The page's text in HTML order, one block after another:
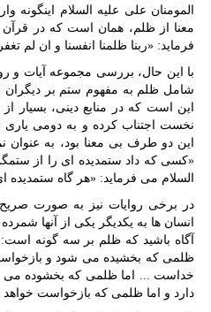
معنا از ظلم، همان است که در قرآن
فرماید: «ربنا ظلمنا انفسنا و ان لم
با این حال، بررسی مجموعه آیات و
شامل ظلم به مفهوم ستم بر دیگران
این است که در منابع دینی،
نخست اجتناب کرده و به دومی یاری
این دو طرف بی معنا بود، به عنوان
السلام می فرماید: «هر گاه ستمدیده
در برخی روایات نیز به صورت
انسان ها به یکدیگر یکی از آنها
آگاه باشید که ظلم بر سه گونه
ظلمی که بخشیده می شود و
خداست ... اما ظلمی که بخشوده می
دارد و اما ظلمی که بازخواست خواهد